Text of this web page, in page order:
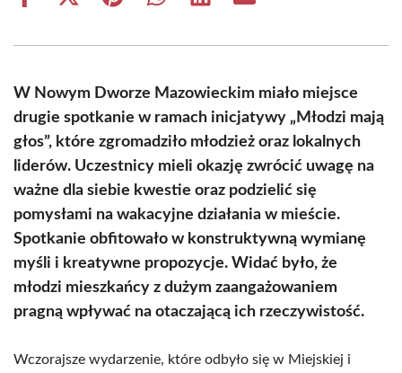
(Twitter)
W Nowym Dworze Mazowieckim miało miejsce
drugie spotkanie w ramach inicjatywy „Młodzi mają
głos”, które zgromadziło młodzież oraz lokalnych
liderów. Uczestnicy mieli okazję zwrócić uwagę na
ważne dla siebie kwestie oraz podzielić się
pomysłami na wakacyjne działania w mieście.
Spotkanie obfitowało w konstruktywną wymianę
myśli i kreatywne propozycje. Widać było, że
młodzi mieszkańcy z dużym zaangażowaniem
pragną wpływać na otaczającą ich rzeczywistość.
Wczorajsze wydarzenie, które odbyło się w Miejskiej i